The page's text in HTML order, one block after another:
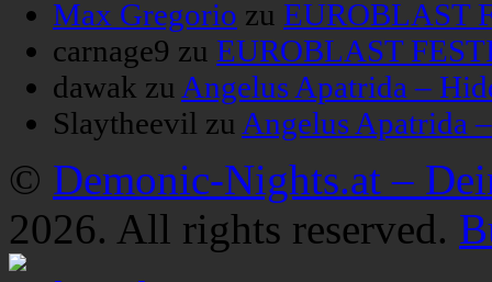
Max Gregorio zu EUROBLAST
carnage9 zu EUROBLAST
dawak zu Angelus Apatrida –
Slaytheevil zu Angelus Apatrida
© Demonic-Nights.at –
2026. All rights reserved.